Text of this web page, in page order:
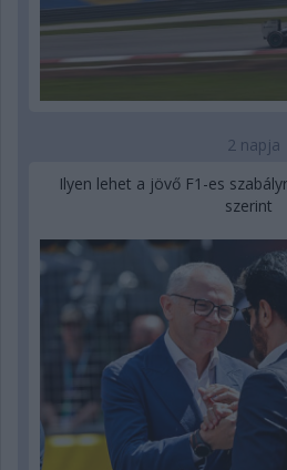
2 napja
Ilyen lehet a jövő F1-es
szerint